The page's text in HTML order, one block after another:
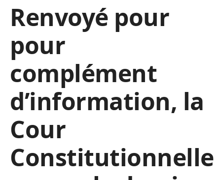
Renvoyé pour
pour
complément
d’information, la
Cour
Constitutionnelle